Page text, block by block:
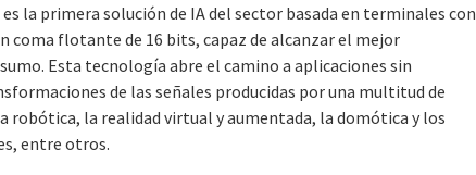
la primera solución de IA del sector basada en terminales con
coma flotante de 16 bits, capaz de alcanzar el mejor
Esta tecnología abre el camino a aplicaciones sin
de las señales producidas por una multitud de
la realidad virtual y aumentada, la domótica y los
entre otros.